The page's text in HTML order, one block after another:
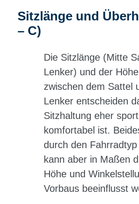
Sitzlänge und
– C)
Die Sitzlänge (Mitte
Lenker) und der
zwischen dem Sattel
Lenker entscheiden
Sitzhaltung eher
komfortabel ist.
durch den
kann aber in Maßen
Höhe und
Vorbaus beeinflusst